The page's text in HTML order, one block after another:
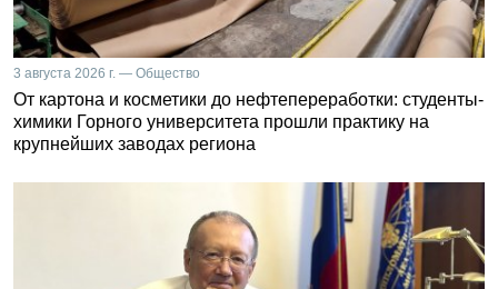
3 августа 2026 г. — Общество
От картона и косметики до нефтепереработки: студенты-
химики Горного университета прошли практику на
крупнейших заводах региона